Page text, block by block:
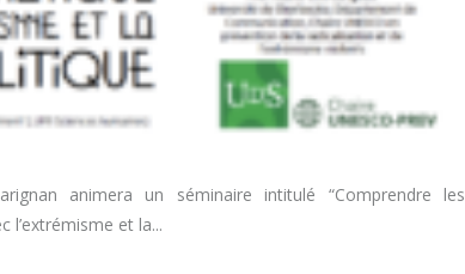
animera un séminaire intitulé “Comprendre les
l’extrémisme et la